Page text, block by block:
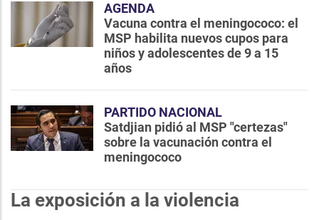
AGENDA
Vacuna contra el meningococo: el
MSP habilita nuevos cupos para
niños y adolescentes de 9 a 15
años
PARTIDO NACIONAL
Satdjian pidió al MSP "certezas"
sobre la vacunación contra el
meningococo
La exposición a la violencia